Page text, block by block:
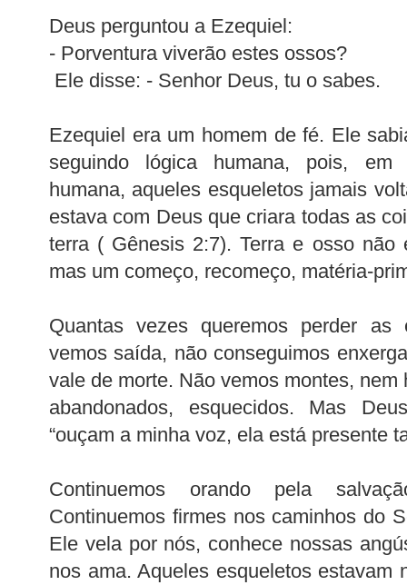
Deus perguntou a Ezequiel:
- Porventura viverão estes ossos?
Ele disse: - Senhor Deus, tu o sabes.
Ezequiel era um homem de fé. Ele
seguindo lógica humana, pois, em
humana, aqueles esqueletos jamais
estava com Deus que criara todas as
terra ( Gênesis 2:7). Terra e osso não
mas um começo, recomeço, matéria-
Quantas vezes queremos perder as
vemos saída, não conseguimos
vale de morte. Não vemos montes,
abandonados, esquecidos. Mas
“ouçam a minha voz, ela está presente
Continuemos orando pela
Continuemos firmes nos caminhos do
Ele vela por nós, conhece nossas
nos ama. Aqueles esqueletos estavam